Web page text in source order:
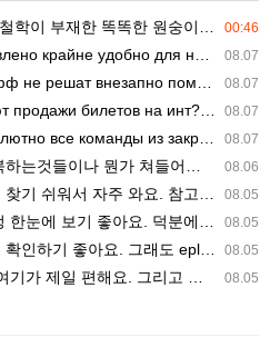
00:46
한 똑똑한 원숭이에게 있다는게 문제.
08.07
удобно для нашего часово…
08.07
внезапно поменять. https:/…
08.07
билетов на инт? https://g…
08.07
команды из закрытых квали…
08.06
새를 미리 알아차리기 위함이지 저걸 전쟁준비라고 하…
08.05
로 무료스포츠중계 정보 확인할 때 출처 꼭 체크해요.…
08.05
에 epl중계 볼 때 공식 중계 채널 먼저 찾아봐요. …
08.05
중계 볼 때 공식 중계 채널 먼저 찾아봐요. 북마크…
08.05
스포츠중계 정보 확인할 때 출처 꼭 체크해요. 앞…